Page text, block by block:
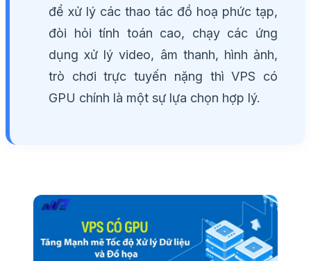
để xử lý các thao tác đồ hoạ phức tạp,
đòi hỏi tính toán cao, chạy các ứng
dụng xử lý video, âm thanh, hình ảnh,
trò chơi trực tuyến nặng thì VPS có
GPU chính là một sự lựa chọn hợp lý.